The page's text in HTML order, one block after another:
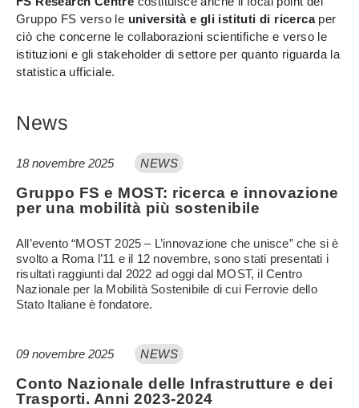
Gruppo FS verso le università e gli istituti di ricerca per
ciò che concerne le collaborazioni scientifiche e verso le
istituzioni e gli stakeholder di settore per quanto riguarda la
statistica ufficiale.
News
18 novembre 2025 NEWS
Gruppo FS e MOST: ricerca e innovazione
per una mobilità più sostenibile
All’evento “MOST 2025 – L’innovazione che unisce” che si è
svolto a Roma l’11 e il 12 novembre, sono stati presentati i
risultati raggiunti dal 2022 ad oggi dal MOST, il Centro
Nazionale per la Mobilità Sostenibile di cui Ferrovie dello
Stato Italiane è fondatore.
09 novembre 2025 NEWS
Conto Nazionale delle Infrastrutture e dei
Trasporti. Anni 2023-2024